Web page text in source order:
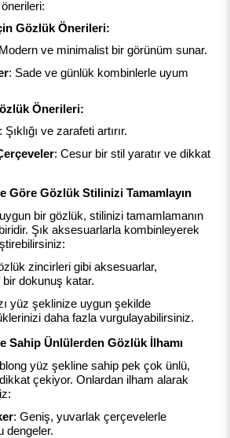
Gözlük Önerileri:
ve minimalist bir görünüm sunar.
: Sade ve günlük kombinlerle uyum
Önerileri:
: Şıklığı ve zarafeti artırır.
: Cesur bir stil yaratır ve dikkat
Göre Gözlük Stilinizi Tamamlayın
bir gözlük, stilinizi tamamlamanın
Şık aksesuarlarla kombinleyerek
zincirleri gibi aksesuarlar,
dokunuş katar.
yüz şeklinize uygun şekilde
daha fazla vurgulayabilirsiniz.
Sahip Ünlülerden Gözlük İlhamı
yüz şekline sahip pek çok ünlü,
çekiyor. Onlardan ilham alarak
: Geniş, yuvarlak çerçevelerle
dengeler.